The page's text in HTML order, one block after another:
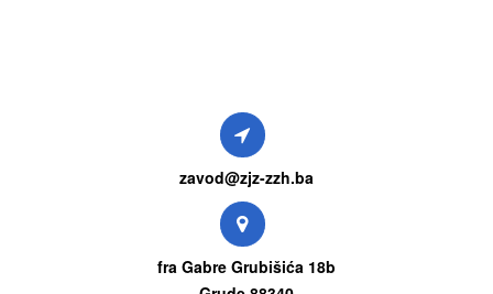
zavod@zjz-zzh.ba
fra Gabre Grubišića 18b